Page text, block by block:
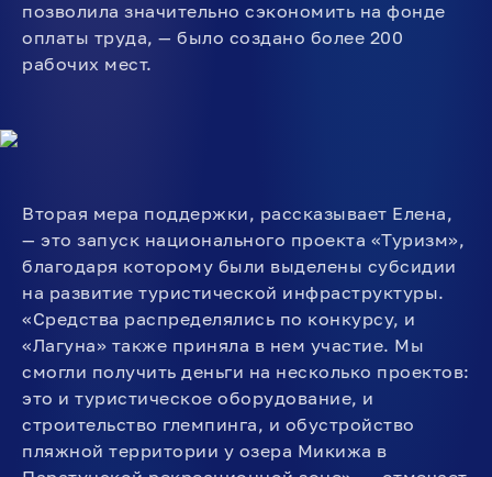
позволила значительно сэкономить на фонде
оплаты труда, — было создано более 200
рабочих мест.
Вторая мера поддержки, рассказывает Елена,
— это запуск национального проекта «Туризм»,
благодаря которому были выделены субсидии
на развитие туристической инфраструктуры.
«Средства распределялись по конкурсу, и
«Лагуна» также приняла в нем участие. Мы
смогли получить деньги на несколько проектов:
это и туристическое оборудование, и
строительство глемпинга, и обустройство
пляжной территории у озера Микижа в